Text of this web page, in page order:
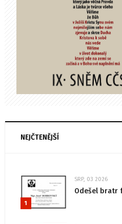
NEJČTENĚJŠÍ
1
SRP, 03 2026
Odešel bratr